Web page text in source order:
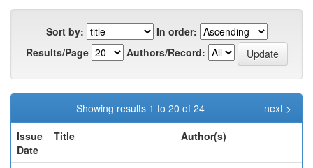
Sort by:
In order:
Results/Page
Authors/Record:
Showing results 1 to 20 of 24
next >
Issue
Date
Title Author(s)